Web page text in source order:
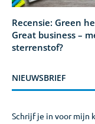
Recensie: Green
Great business –
sterrenstof?
NIEUWSBRIEF
Schrijf je in voor mijn